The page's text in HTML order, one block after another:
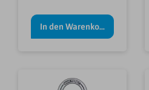
In den Warenkorb